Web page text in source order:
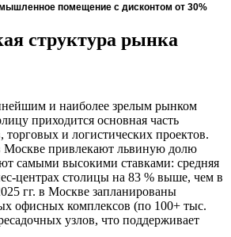
помещение с дисконтом от 30%
структура рынка
и наиболее зрелым рынком
приходится основная часть
торговых и логистических проектов.
привлекают львиную долю
самыми высокими ставками: средняя
центрах столицы на 83 % выше, чем в
гг. в Москве запланированы
офисных комплексов (по 100+ тыс.
узлов, что поддерживает